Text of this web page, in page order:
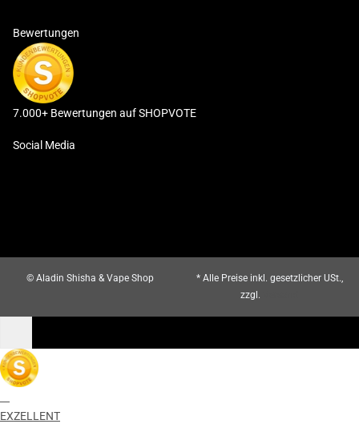
Bewertungen
7.000+ Bewertungen auf SHOPVOTE
Social Media
© Aladin Shisha & Vape Shop
* Alle Preise inkl. gesetzlicher USt.,
zzgl.
EXZELLENT